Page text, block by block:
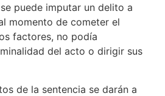
puede imputar un delito a
momento de cometer el
factores, no podía
del acto o dirigir sus
de la sentencia se darán a